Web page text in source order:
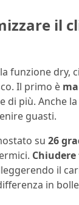
il
funzione dry,
Il primo è
di più. Anche la
guasti.
su 26
il
in